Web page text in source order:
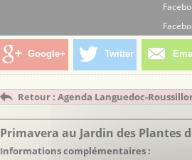
Google+ Twitter
Retour : Agenda Languedoc-
Primavera au Jardin des Plantes
Informations complémentaires :